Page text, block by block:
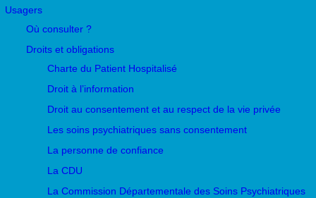
Usagers
Où consulter ?
Droits et obligations
Charte du Patient Hospitalisé
Droit à l’information
Droit au consentement et au respect de la vie privée
Les soins psychiatriques sans consentement
La personne de confiance
La CDU
La Commission Départementale des Soins Psychiatriques